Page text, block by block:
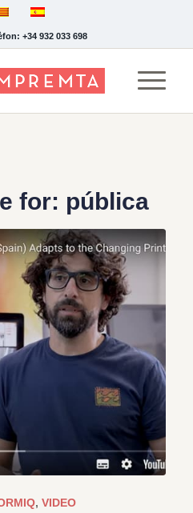
+34 932 033 698
for: pública
,VIDEO